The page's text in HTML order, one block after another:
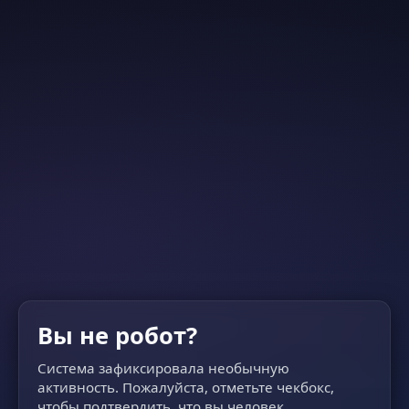
Вы не робот?
Система зафиксировала необычную
активность. Пожалуйста, отметьте чекбокс,